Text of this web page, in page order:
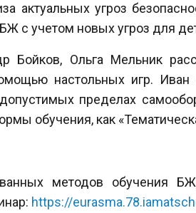
актуальных угроз
с учетом новых угроз для
Ольга Мельник
настольных игр. Иван
пределах
обучения, как
методов обучения
https://